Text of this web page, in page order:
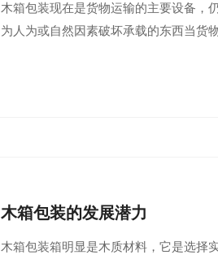
木箱包装现在是货物运输的主要设备，
为人为或自然因素破坏承载的东西当货
木箱包装的发展潜力
木箱包装箱明显是木质材料，它是选择